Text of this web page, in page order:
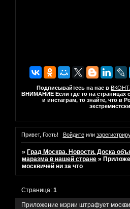
Подписывайтесь на нас в
ВНИМАНИЕ Если где то на страницах
и инстаграм, то знайте, что в
Привет, Гость! Войдитеили
» Град Москва. Новости. Доска
маразма в нашей стране »
москвичей ни за что
Приложение мэрии штрафует
Страница:1